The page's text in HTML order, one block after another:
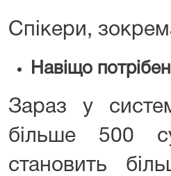
Спікери,
Навіщо потрібен
Зараз у
більше 500
становить